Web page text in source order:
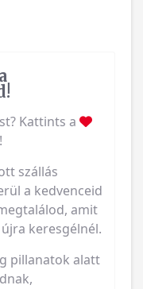
Kattints a
!
szállás
a kedvenceid
amit
keresgélnél.
pillanatok alatt